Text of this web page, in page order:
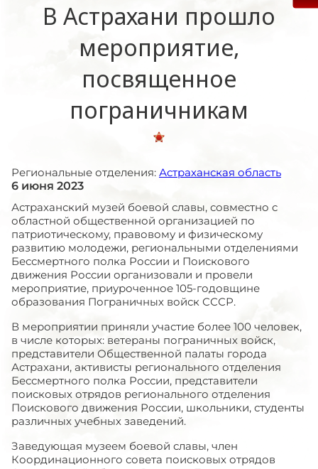
В Астрахани прошло
мероприятие,
посвященное
пограничникам
Региональные отделения: Астраханская область
6 июня 2023
Астраханский музей боевой славы, совместно с
областной общественной организацией по
патриотическому, правовому и физическому
развитию молодежи, региональными отделениями
Бессмертного полка России и Поискового
движения России организовали и провели
мероприятие, приуроченное 105-годовщине
образования Пограничных войск СССР.
В мероприятии приняли участие более 100 человек,
в числе которых: ветераны пограничных войск,
представители Общественной палаты города
Астрахани, активисты регионального отделения
Бессмертного полка России, представители
поисковых отрядов регионального отделения
Поискового движения России, школьники, студенты
различных учебных заведений.
Заведующая музеем боевой славы, член
Координационного совета поисковых отрядов